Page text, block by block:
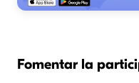
Fomentar la